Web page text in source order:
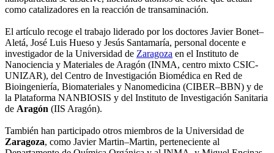
como catalizadores en la reacción de transaminación.
El artículo recoge el trabajo liderado por los doctores Javier Bonet–
Aletá, José Luis Hueso y Jesús Santamaría, personal docente e
investigador de la Universidad de Zaragoza en el Instituto de
Nanociencia y Materiales de Aragón (INMA, centro mixto CSIC-
UNIZAR), del Centro de Investigación Biomédica en Red de
Bioingeniería, Biomateriales y Nanomedicina (CIBER–BBN) y de
la Plataforma NANBIOSIS y del Instituto de Investigación Sanitaria
de Aragón (IIS Aragón).
También han participado otros miembros de la Universidad de
Zaragoza, como Javier Martin–Martin, perteneciente al